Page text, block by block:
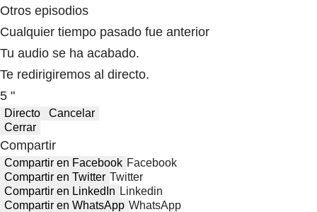
Otros episodios
Cualquier tiempo pasado fue anterior
Tu audio se ha acabado.
Te redirigiremos al directo.
5 "
Directo
Cancelar
Cerrar
Compartir
Compartir en Facebook Facebook
Compartir en Twitter Twitter
Compartir en LinkedIn Linkedin
Compartir en WhatsApp WhatsApp